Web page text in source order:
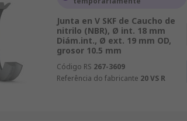
Junta en V SKF de Caucho de
nitrilo (NBR), Ø int. 18 mm
Diám.int., Ø ext. 19 mm OD,
grosor 10.5 mm
Código RS 267-3609
Referência do fabricante 20 VS R